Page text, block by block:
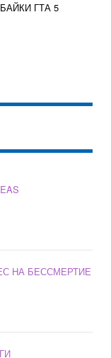
БАЙКИ ГТА 5
НА БЕССМЕРТИЕ